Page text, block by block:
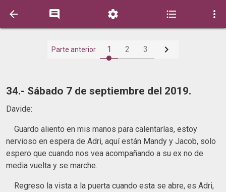
    
Parte anterior 1 2 3 
34.- Sábado 7 de septiembre del 2019.
Davide:
Guardo aliento en mis manos para calentarlas, estoy
nervioso en espera de Adri, aquí están Mandy y Jacob, solo
espero que cuando nos vea acompañando a su ex no de
media vuelta y se marche.
Regreso la vista a la puerta cuando esta se abre, es Adri,